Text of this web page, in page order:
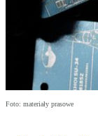
Foto: materiały prasowe